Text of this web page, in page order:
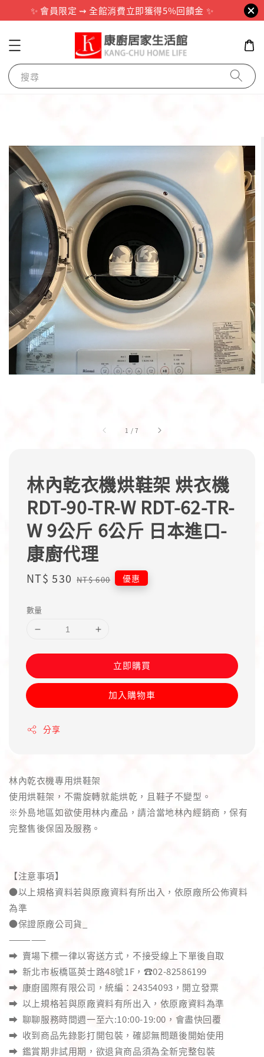
✨ 會員限定 ⇝ 全館消費立即獲得5%回饋金 ✨
搜尋
1 /7
林內乾衣機烘鞋架 烘衣機
RDT-90-TR-W RDT-62-TR-
W 9公斤 6公斤 日本進口-
康廚代理
Sale
NT$ 530 Regular
NT$ 600 優惠
數量
立即購買
加入購物車
分享
林內乾衣機專用烘鞋架
使用烘鞋架，不需旋轉就能烘乾，且鞋子不變型。
※外島地區如欲使用林内產品，請洽當地林內經銷商，保有
完整售後保固及服務。
【注意事項】
●以上規格資料若與原廠資料有所出入，依原廠所公佈資料
為準
●保證原廠公司貨_
—————
➡️ 賣場下標一律以寄送方式，不接受線上下單後自取
➡️ 新北市板橋區英士路48號1F，☎️02-82586199
➡️ 康廚國際有限公司，統編：24354093，開立發票
➡️ 以上規格若與原廠資料有所出入，依原廠資料為準
➡️ 聊聊服務時間週一至六:10:00-19:00，會盡快回覆
➡️ 收到商品先錄影打開包裝，確認無問題後開始使用
➡️ 鑑賞期非試用期，欲退貨商品須為全新完整包裝